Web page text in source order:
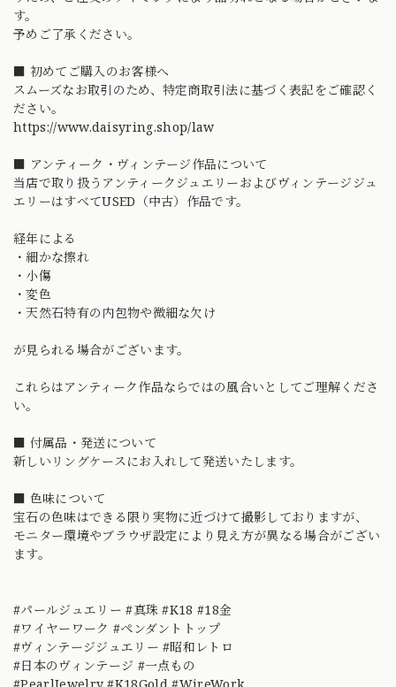
す。
予めご了承ください。
■ 初めてご購入のお客様へ
スムーズなお取引のため、特定商取引法に基づく表記をご確認く
ださい。
https://www.daisyring.shop/law
■ アンティーク・ヴィンテージ作品について
当店で取り扱うアンティークジュエリーおよびヴィンテージジュ
エリーはすべてUSED（中古）作品です。
経年による
・細かな擦れ
・小傷
・変色
・天然石特有の内包物や微細な欠け
が見られる場合がございます。
これらはアンティーク作品ならではの風合いとしてご理解くださ
い。
■ 付属品・発送について
新しいリングケースにお入れして発送いたします。
■ 色味について
宝石の色味はできる限り実物に近づけて撮影しておりますが、
モニター環境やブラウザ設定により見え方が異なる場合がござい
ます。
#パールジュエリー #真珠 #K18 #18金
#ワイヤーワーク #ペンダントトップ
#ヴィンテージジュエリー #昭和レトロ
#日本のヴィンテージ #一点もの